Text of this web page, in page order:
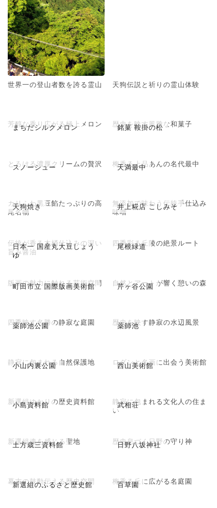
世界一の登山者数を誇る霊山 天狗伝説と祈りの霊山体験
まちだシルクメロン
芳醇な香り広がる極上メロン 銘菓 鞍掛の松
歴史を映す風雅な和菓子
スノーシュー
とろける濃厚クリームの贅沢 天満最中
梅香る上品あんの名代最中
天狗焼き
カリふわ黒豆餡たっぷりの高
尾名物
井上糀店 こしみそ
無添加で味わう伝統手仕込み
味噌
日本一 国産丸大豆しょう
ゆ
伝統が香る木桶仕込みの深い
旨み醤油
尾根緑道
四季彩る丘陵の絶景ルート
町田市立 国際版画美術館
版画の魅力に触れる芸術空間 芹ヶ谷公園
自然とアートが響く憩いの森
薬師池公園
四季映す名勝の静寂な庭園 薬師池
歴史を映す静寂の水辺風景
小山内裏公園
静寂に包まれる自然保護地 西山美術館
ロダンと名画に出会う美術館
小島資料館
新選組ゆかりの歴史資料館 武相荘
静寂に包まれる文化人の住ま
い
土方歳三資料館
新選組魂を感じる聖地 日野八坂神社
歴史息づく日野の守り神
新選組のふるさと歴史館
幕末の鼓動伝える歴史空間 百草園
梅香る丘に広がる名庭園